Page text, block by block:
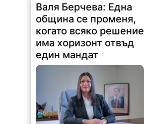
Валя Берчева: Една
община се променя,
когато всяко решение
има хоризонт отвъд
един мандат